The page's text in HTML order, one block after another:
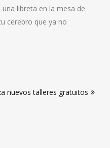
libreta en la mesa de
cerebro que ya no
nuevos talleres gratuitos